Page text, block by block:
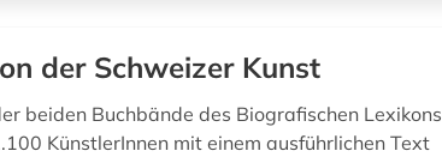
der Schweizer Kunst
beiden Buchbände des Biografischen Lexikons
KünstlerInnen mit einem ausführlichen Text